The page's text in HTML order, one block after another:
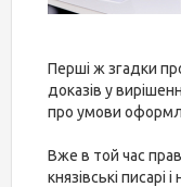
Перші ж згадки
доказів у
про умови
Вже в той час
князівські